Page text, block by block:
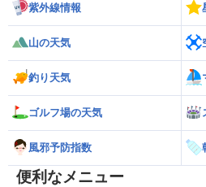
紫外線情報
山の天気
釣り天気
ゴルフ場の天気
風邪予防指数
便利なメニュー